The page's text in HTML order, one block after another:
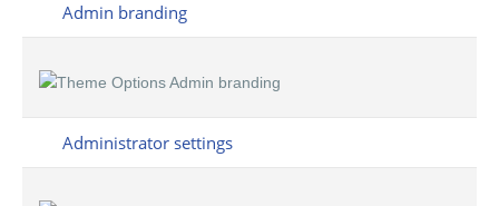
Admin branding
Administrator settings